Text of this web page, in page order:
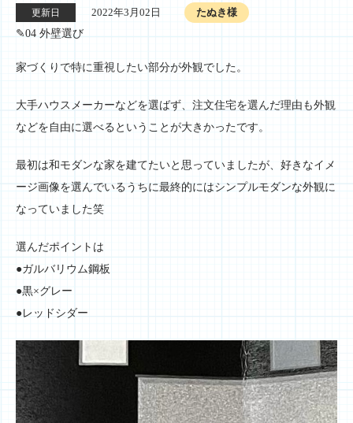
更新日 2022年3月02日
たぬき様
✎04 外壁選び
家づくりで特に重視したい部分が外観でした。
大手ハウスメーカーなどを選ばず、注文住宅を選んだ理由も外観
などを自由に選べるということが大きかったです。
最初は和モダンな家を建てたいと思っていましたが、好きなイメ
ージ画像を選んでいるうちに最終的にはシンプルモダンな外観に
なっていました笑
選んだポイントは
●ガルバリウム鋼板
●黒×グレー
●レッドシダー